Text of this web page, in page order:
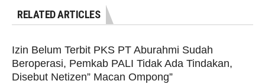
RELATED ARTICLES
Izin Belum Terbit PKS PT Aburahmi Sudah
Beroperasi, Pemkab PALI Tidak Ada Tindakan,
Disebut Netizen” Macan Ompong”